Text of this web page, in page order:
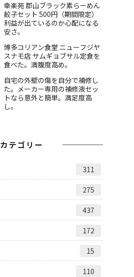
幸楽苑 郡山ブラック素らーめん
餃子セット 500円（期間限定）
利益が出ているのか心配になる
安さ。
博多コリアン食堂 ニューフジヤ
スナモ店 サムギョブサル定食を
食べた。満腹度高め。
自宅の外壁の傷を自分で補修し
た。メーカー専用の補修液セッ
トなら意外と簡単。満足度高
し。
カテゴリー
311
275
437
172
15
110